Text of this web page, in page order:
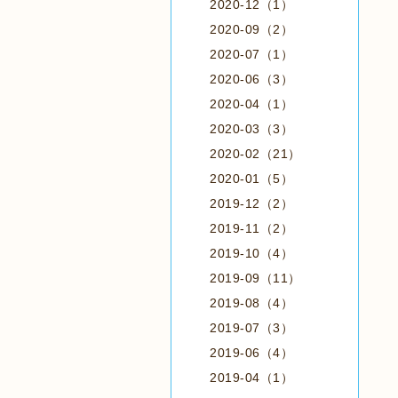
2020-12（1）
2020-09（2）
2020-07（1）
2020-06（3）
2020-04（1）
2020-03（3）
2020-02（21）
2020-01（5）
2019-12（2）
2019-11（2）
2019-10（4）
2019-09（11）
2019-08（4）
2019-07（3）
2019-06（4）
2019-04（1）